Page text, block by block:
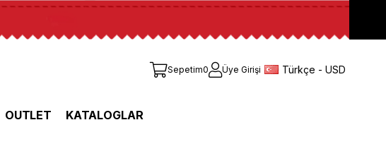
Sepetim0 Üye Girişi Türkçe - USD
OUTLET KATALOGLAR